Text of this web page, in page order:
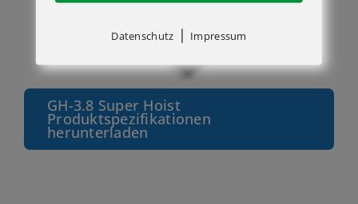
GH-3.8 Super Hoist
Produktspezifikationen
herunterladen
Datenschutz | Impressum